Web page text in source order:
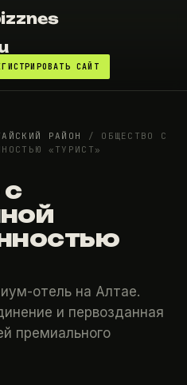
САЙТ
РАЙОН / ОБЩЕСТВО С
«ТУРИСТ»
отель на Алтае.
и первозданная
премиального